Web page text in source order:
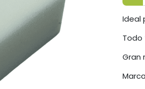
Ideal
Todo
Gran